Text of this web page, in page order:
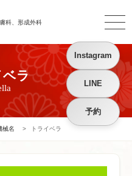
科、形成外科
ベラ
械名 > トライベラ
Instagram
LINE
予約